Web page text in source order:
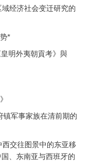
经济社会变迁研究的
*
明外夷朝貢考》與
镇军事家族在清前期的
交往图景中的东亚移
、东南亚与西班牙的